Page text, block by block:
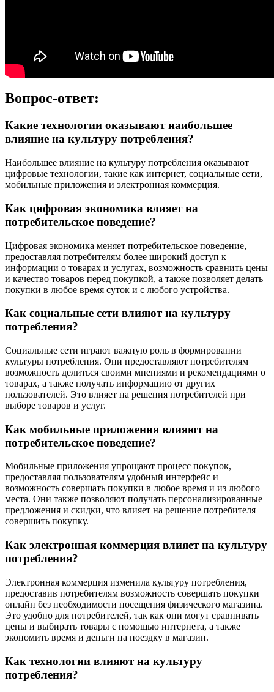
Вопрос-ответ:
Какие технологии оказывают наибольшее
влияние на культуру потребления?
Наибольшее влияние на культуру потребления оказывают
цифровые технологии, такие как интернет, социальные сети,
мобильные приложения и электронная коммерция.
Как цифровая экономика влияет на
потребительское поведение?
Цифровая экономика меняет потребительское поведение,
предоставляя потребителям более широкий доступ к
информации о товарах и услугах, возможность сравнить цены
и качество товаров перед покупкой, а также позволяет делать
покупки в любое время суток и с любого устройства.
Как социальные сети влияют на культуру
потребления?
Социальные сети играют важную роль в формировании
культуры потребления. Они предоставляют потребителям
возможность делиться своими мнениями и рекомендациями о
товарах, а также получать информацию от других
пользователей. Это влияет на решения потребителей при
выборе товаров и услуг.
Как мобильные приложения влияют на
потребительское поведение?
Мобильные приложения упрощают процесс покупок,
предоставляя пользователям удобный интерфейс и
возможность совершать покупки в любое время и из любого
места. Они также позволяют получать персонализированные
предложения и скидки, что влияет на решение потребителя
совершить покупку.
Как электронная коммерция влияет на культуру
потребления?
Электронная коммерция изменила культуру потребления,
предоставив потребителям возможность совершать покупки
онлайн без необходимости посещения физического магазина.
Это удобно для потребителей, так как они могут сравнивать
цены и выбирать товары с помощью интернета, а также
экономить время и деньги на поездку в магазин.
Как технологии влияют на культуру
потребления?